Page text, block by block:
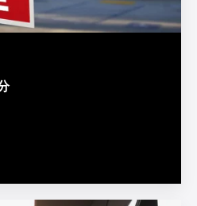
RENT: PART ONE